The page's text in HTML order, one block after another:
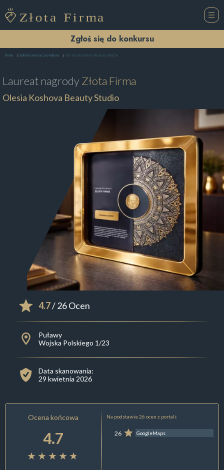
Zgłoś się do konkursu
Home Salon Kosmetyczny Puławy Olesia Koshova Beauty Studio
Laureat nagrodyZłota Firma
Olesia Koshova Beauty Studio
4.7/ 26 Ocen
Puławy
Wojska Polskiego 1/23
Data skanowania:
29 kwietnia 2026
Ocena końcowa
4.7
Na podstawie 26 ocen z portali:
26 GoogleMaps